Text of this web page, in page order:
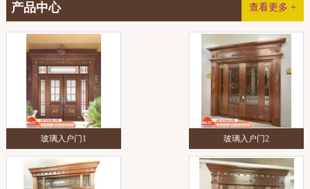
查看更多 +
产品中心
玻璃入户门1 玻璃入户门2